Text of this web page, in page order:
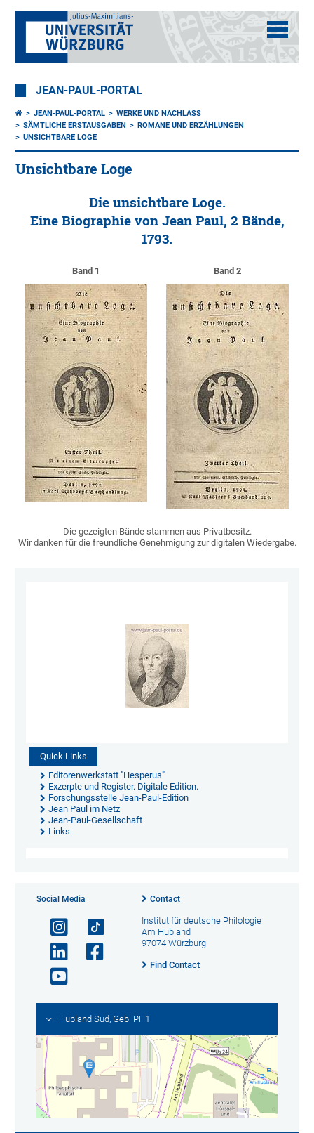
JEAN-PAUL-PORTAL
JEAN-PAUL-PORTAL
WERKE UND NACHLASS
SÄMTLICHE ERSTAUSGABEN
ROMANE UND ERZÄHLUNGEN
UNSICHTBARE LOGE
Unsichtbare Loge
Die unsichtbare Loge.
Eine Biographie von Jean Paul, 2 Bände,
1793.
Band 1 Band 2
Die gezeigten Bände stammen aus Privatbesitz.
Wir danken für die freundliche Genehmigung zur digitalen Wiedergabe.
Quick Links
Editorenwerkstatt "Hesperus"
Exzerpte und Register. Digitale Edition.
Forschungsstelle Jean-Paul-Edition
Jean Paul im Netz
Jean-Paul-Gesellschaft
Links
Social Media Contact
Institut für deutsche Philologie
Am Hubland
97074 Würzburg
Find Contact
Hubland Süd, Geb. PH1